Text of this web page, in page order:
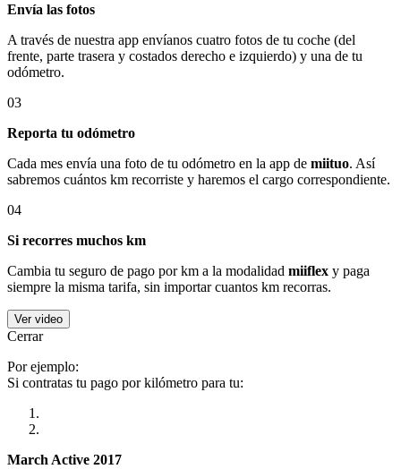
Envía las fotos
A través de nuestra app envíanos cuatro fotos de tu coche (del
frente, parte trasera y costados derecho e izquierdo) y una de tu
odómetro.
03
Reporta tu odómetro
Cada mes envía una foto de tu odómetro en la app de miituo. Así
sabremos cuántos km recorriste y haremos el cargo correspondiente.
04
Si recorres muchos km
Cambia tu seguro de pago por km a la modalidad miiflex y paga
siempre la misma tarifa, sin importar cuantos km recorras.
Ver video
Cerrar
Por ejemplo:
Si contratas tu pago por kilómetro para tu:
March Active 2017